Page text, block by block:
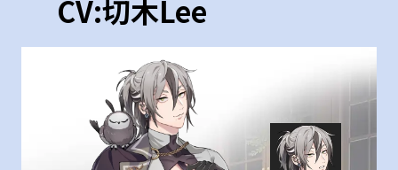
CV:切木Lee